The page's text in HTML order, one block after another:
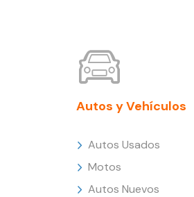
Autos y Vehículos
Autos Usados
Motos
Autos Nuevos